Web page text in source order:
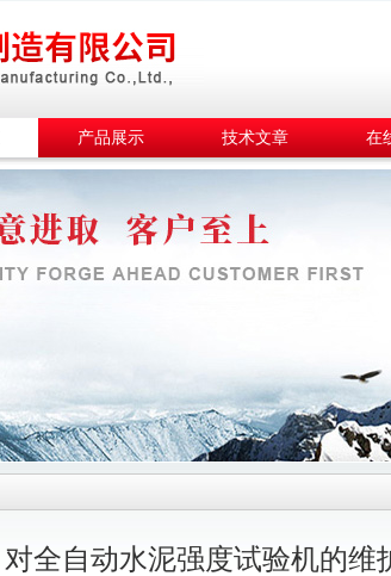
产品展示 技术文章 在
对全自动水泥强度试验机的维